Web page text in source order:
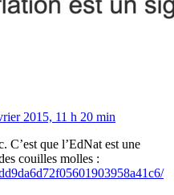
2015, 11 h 20 min
C’est que l’EdNat est une
couilles molles :